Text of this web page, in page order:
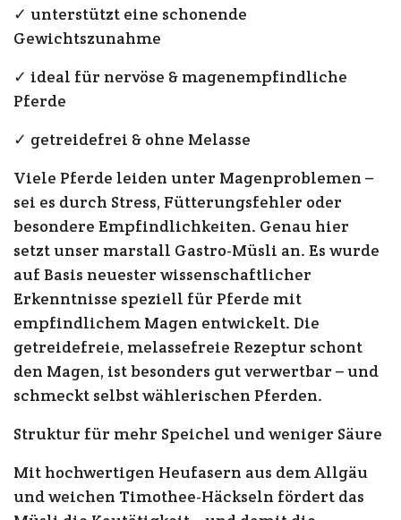
✓ unterstützt eine schonende
Gewichtszunahme
✓ ideal für nervöse & magenempfindliche
Pferde
✓ getreidefrei & ohne Melasse
Viele Pferde leiden unter Magenproblemen –
sei es durch Stress, Fütterungsfehler oder
besondere Empfindlichkeiten. Genau hier
setzt unser marstall Gastro-Müsli an. Es wurde
auf Basis neuester wissenschaftlicher
Erkenntnisse speziell für Pferde mit
empfindlichem Magen entwickelt. Die
getreidefreie, melassefreie Rezeptur schont
den Magen, ist besonders gut verwertbar – und
schmeckt selbst wählerischen Pferden.
Struktur für mehr Speichel und weniger Säure
Mit hochwertigen Heufasern aus dem Allgäu
und weichen Timothee-Häckseln fördert das